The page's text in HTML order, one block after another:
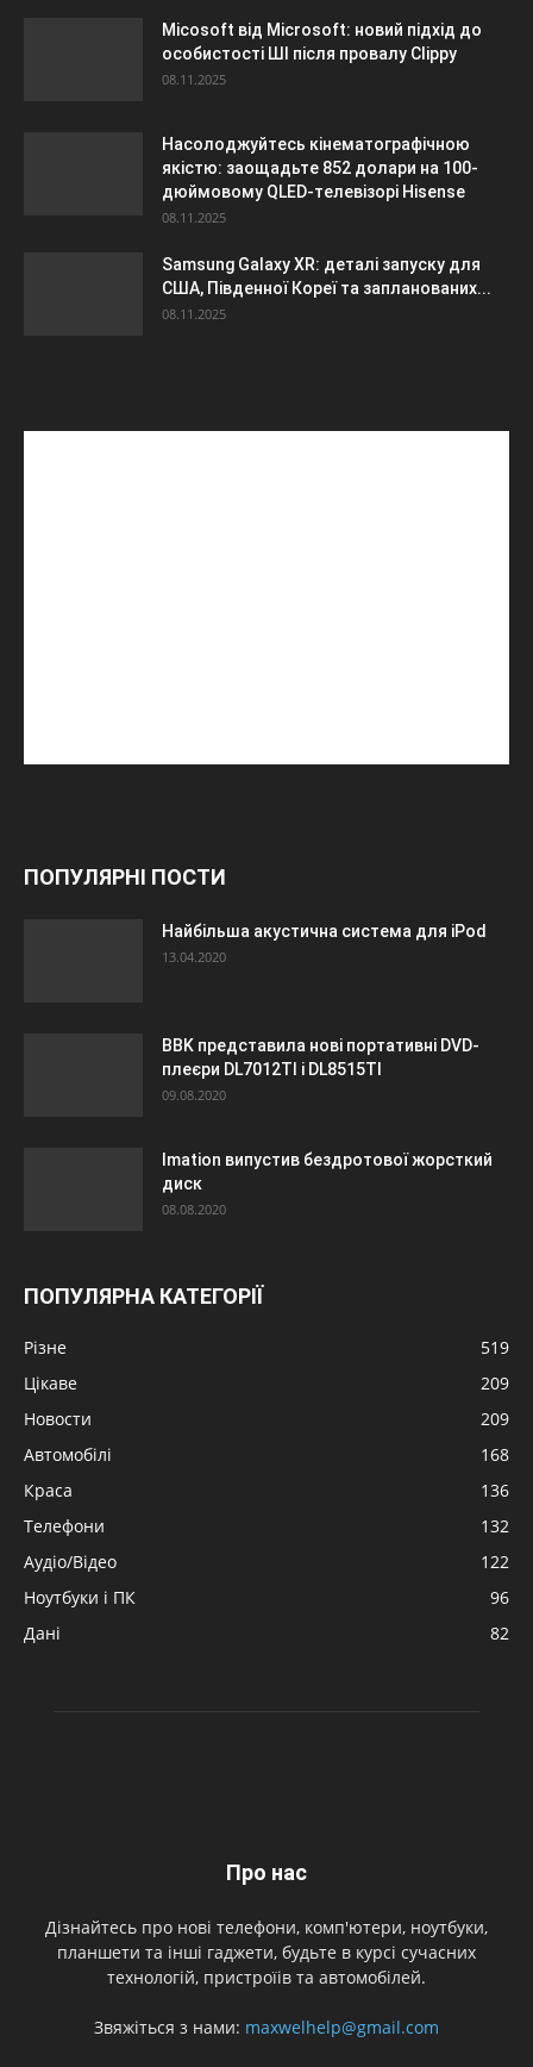
Micosoft від Microsoft: новий підхід до
особистості ШІ після провалу Clippy
08.11.2025
Насолоджуйтесь кінематографічною
якістю: заощадьте 852 долари на 100-
дюймовому QLED-телевізорі Hisense
08.11.2025
Samsung Galaxy XR: деталі запуску для
США, Південної Кореї та запланованих...
08.11.2025
ПОПУЛЯРНІ ПОСТИ
Найбільша акустична система для iPod
13.04.2020
BBK представила нові портативні DVD-
плеєри DL7012TI і DL8515TI
09.08.2020
Imation випустив бездротової жорсткий
диск
08.08.2020
ПОПУЛЯРНА КАТЕГОРІЇ
Різне
519
Цікаве
209
Новости
209
Автомобілі
168
Краса
136
Телефони
132
Аудіо/Відео
122
Ноутбуки і ПК
96
Дані
82
Про нас
Дізнайтесь про нові телефони, комп'ютери, ноутбуки,
планшети та інші гаджети, будьте в курсі сучасних
технологій, пристроїів та автомобілей.
Звяжіться з нами: maxwelhelp@gmail.com